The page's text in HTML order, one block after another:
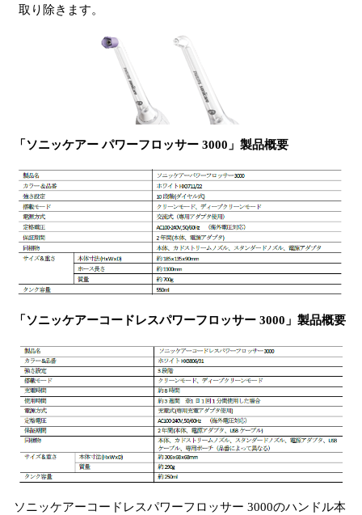
取り除きます。
「ソニッケアー パワーフロッサー 3000」製品概要
「ソニッケアーコードレスパワーフロッサー 3000」製品概要
ソニッケアーコードレスパワーフロッサー 3000のハンドル本